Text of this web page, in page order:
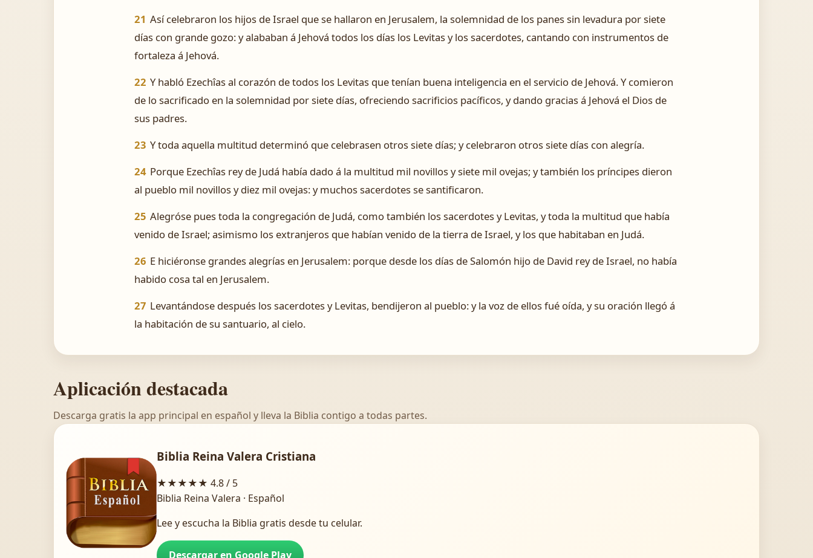
21 Así celebraron los hijos de Israel que se hallaron en Jerusalem, la solemnidad de los panes sin levadura por siete
días con grande gozo: y alababan á Jehová todos los días los Levitas y los sacerdotes, cantando con instrumentos de
fortaleza á Jehová.
22 Y habló Ezechîas al corazón de todos los Levitas que tenían buena inteligencia en el servicio de Jehová. Y comieron
de lo sacrificado en la solemnidad por siete días, ofreciendo sacrificios pacíficos, y dando gracias á Jehová el Dios de
sus padres.
23 Y toda aquella multitud determinó que celebrasen otros siete días; y celebraron otros siete días con alegría.
24 Porque Ezechîas rey de Judá había dado á la multitud mil novillos y siete mil ovejas; y también los príncipes dieron
al pueblo mil novillos y diez mil ovejas: y muchos sacerdotes se santificaron.
25 Alegróse pues toda la congregación de Judá, como también los sacerdotes y Levitas, y toda la multitud que había
venido de Israel; asimismo los extranjeros que habían venido de la tierra de Israel, y los que habitaban en Judá.
26 E hiciéronse grandes alegrías en Jerusalem: porque desde los días de Salomón hijo de David rey de Israel, no había
habido cosa tal en Jerusalem.
27 Levantándose después los sacerdotes y Levitas, bendijeron al pueblo: y la voz de ellos fué oída, y su oración llegó á
la habitación de su santuario, al cielo.
Aplicación destacada
Descarga gratis la app principal en español y lleva la Biblia contigo a todas partes.
Biblia Reina Valera Cristiana
★★★★★ 4.8 / 5
Biblia Reina Valera · Español
Lee y escucha la Biblia gratis desde tu celular.
Descargar en Google Play